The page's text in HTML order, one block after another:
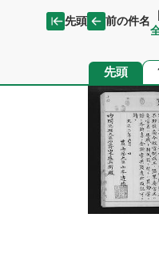
先頭 前の件名
先頭 ペ